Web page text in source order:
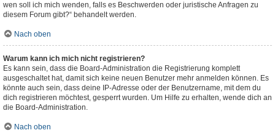
wen soll ich mich wenden, falls es Beschwerden oder juristische Anfragen zu
diesem Forum gibt?“ behandelt werden.
Nach oben
Warum kann ich mich nicht registrieren?
Es kann sein, dass die Board-Administration die Registrierung komplett
ausgeschaltet hat, damit sich keine neuen Benutzer mehr anmelden können. Es
könnte auch sein, dass deine IP-Adresse oder der Benutzername, mit dem du
dich registrieren möchtest, gesperrt wurden. Um Hilfe zu erhalten, wende dich an
die Board-Administration.
Nach oben